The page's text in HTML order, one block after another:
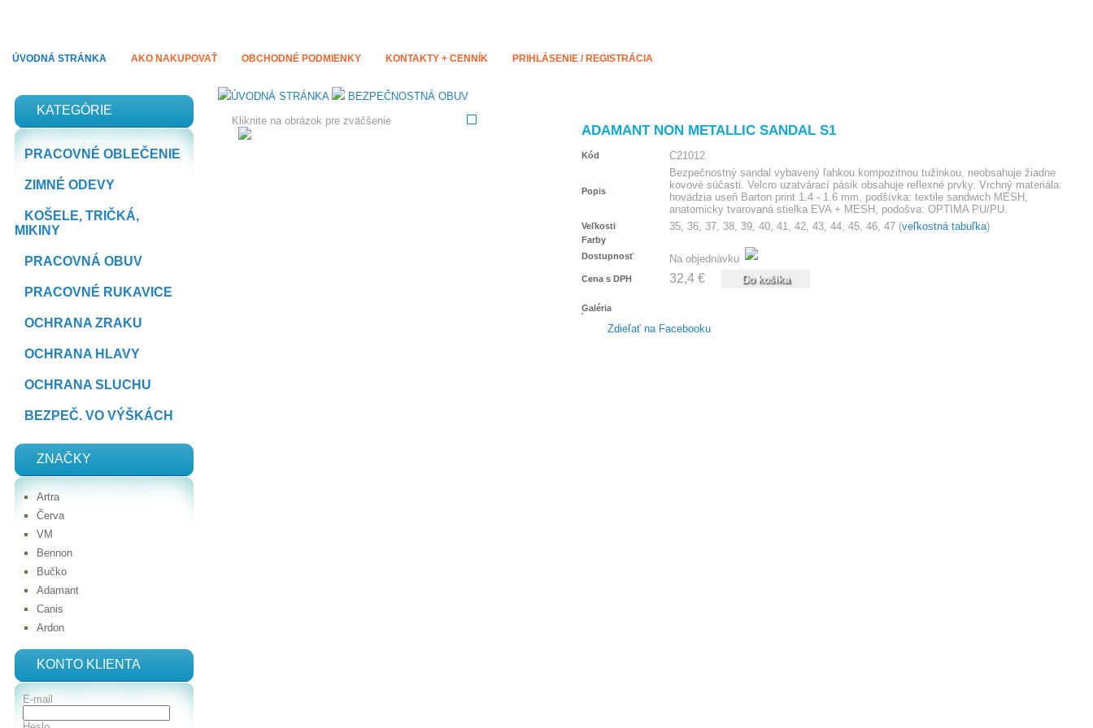
ÚVODNÁ STRÁNKA AKO NAKUPOVAŤ OBCHODNÉ PODMIENKY KONTAKTY + CENNÍK PRIHLÁSENIE / REGISTRÁCIA
KATEGÓRIE
PRACOVNÉ OBLEČENIE
ZIMNÉ ODEVY
KOŠELE, TRIČKÁ,
MIKINY
PRACOVNÁ OBUV
PRACOVNÉ RUKAVICE
OCHRANA ZRAKU
OCHRANA HLAVY
OCHRANA SLUCHU
BEZPEČ. VO VÝŠKÁCH
ZNAČKY
Artra
Červa
VM
Bennon
Bučko
Adamant
Canis
Ardon
KONTO KLIENTA
E-mail
ÚVODNÁ STRÁNKA
BEZPEČNOSTNÁ OBUV
Kliknite na obrázok pre zväčšenie
ADAMANT NON METALLIC SANDAL S1
Kód C21012
Popis
Bezpečnostný sandal vybavený ľahkou kompozitnou tužinkou, neobsahuje žiadne
kovové súčasti. Velcro uzatvárací pásik obsahuje reflexné prvky. Vrchný materiála:
hovädzia useň Barton print 1.4 - 1.6 mm, podšívka: textile sandwich MESH,
anatomicky tvarovaná stielka EVA + MESH, podošva: OPTIMA PU/PU.
Veľkosti 35, 36, 37, 38, 39, 40, 41, 42, 43, 44, 45, 46, 47 (veľkostná tabuľka)
Farby
Dostupnosť
Na objednávku
Cena s DPH 32,4 € Do košíka
Galéria
Zdieľať na Facebooku